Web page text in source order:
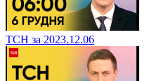
ТСН за 2023.12.06